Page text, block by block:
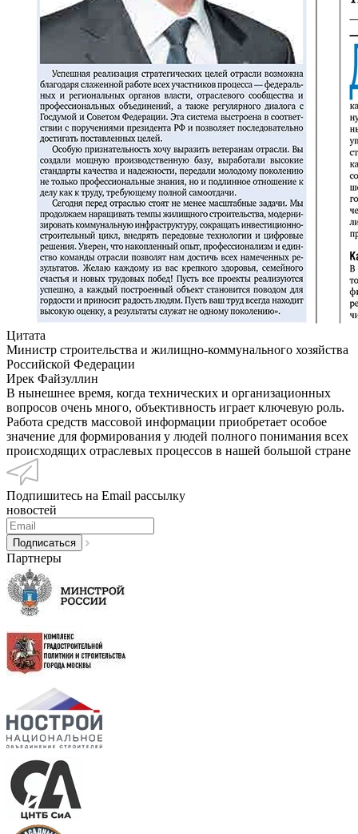
Цитата
Министр строительства и жилищно-коммунального хозяйства
Российской Федерации
Ирек Файзуллин
В нынешнее время, когда технических и организационных
вопросов очень много, объективность играет ключевую роль.
Работа средств массовой информации приобретает особое
значение для формирования у людей полного понимания всех
происходящих отраслевых процессов в нашей большой стране
Подпишитесь на Email рассылку
новостей
Партнеры